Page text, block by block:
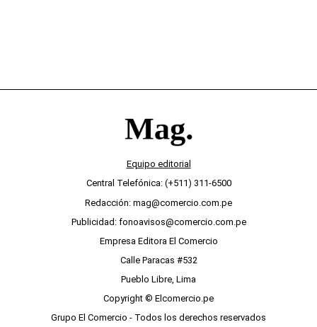
Equipo editorial
Central Telefónica: (+511) 311-6500
Redacción: mag@comercio.com.pe
Publicidad: fonoavisos@comercio.com.pe
Empresa Editora El Comercio
Calle Paracas #532
Pueblo Libre, Lima
Copyright © Elcomercio.pe
Grupo El Comercio - Todos los derechos reservados